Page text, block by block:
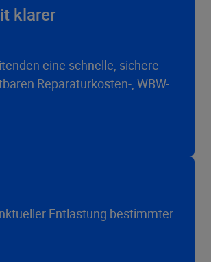
klarer
eine schnelle, sichere
Reparaturkosten-, WBW-
Entlastung bestimmter